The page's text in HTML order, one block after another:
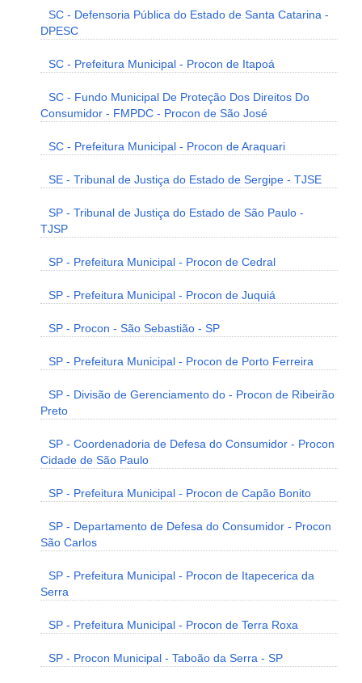
SC - Defensoria Pública do Estado de Santa Catarina -
DPESC
SC - Prefeitura Municipal - Procon de Itapoá
SC - Fundo Municipal De Proteção Dos Direitos Do
Consumidor - FMPDC - Procon de São José
SC - Prefeitura Municipal - Procon de Araquari
SE - Tribunal de Justiça do Estado de Sergipe - TJSE
SP - Tribunal de Justiça do Estado de São Paulo -
TJSP
SP - Prefeitura Municipal - Procon de Cedral
SP - Prefeitura Municipal - Procon de Juquiá
SP - Procon - São Sebastião - SP
SP - Prefeitura Municipal - Procon de Porto Ferreira
SP - Divisão de Gerenciamento do - Procon de Ribeirão
Preto
SP - Coordenadoria de Defesa do Consumidor - Procon
Cidade de São Paulo
SP - Prefeitura Municipal - Procon de Capão Bonito
SP - Departamento de Defesa do Consumidor - Procon
São Carlos
SP - Prefeitura Municipal - Procon de Itapecerica da
Serra
SP - Prefeitura Municipal - Procon de Terra Roxa
SP - Procon Municipal - Taboão da Serra - SP